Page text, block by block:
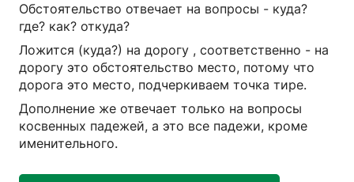
Обстоятельство отвечает на вопросы - куда?
где? как? откуда?
Ложится (куда?) на дорогу , соответственно - на
дорогу это обстоятельство место, потому что
дорога это место, подчеркиваем точка тире.
Дополнение же отвечает только на вопросы
косвенных падежей, а это все падежи, кроме
именительного.